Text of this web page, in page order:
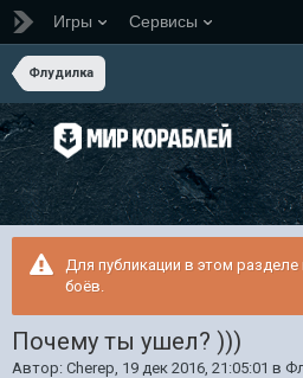
Игры Сервисы
Флудилка
Для публикации в этом
боёв.
Почему ты ушел? )))
Автор: Cherep, 19 дек 2016, 21:05:01 в